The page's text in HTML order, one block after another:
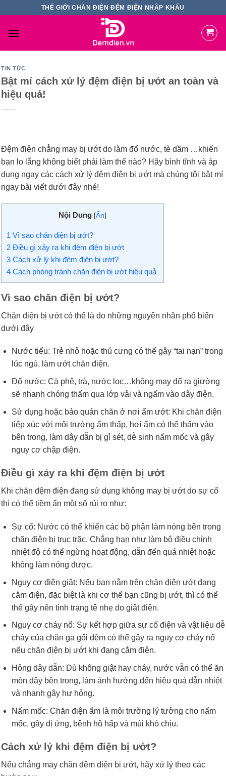
content
THẾ GIỚI CHĂN ĐIỆN ĐỆM ĐIỆN NHẬP KHẨU
TIN TỨC
Bật mí cách xử lý đệm điện bị ướt an toàn và
hiệu quả!
Đệm điện chẳng may bị ướt do làm đổ nước, tè dầm …khiến
bạn lo lắng không biết phải làm thế nào? Hãy bình tĩnh và áp
dụng ngay các cách xử lý đệm điện bị ướt mà chúng tôi bật mí
ngay bài viết dưới đây nhé!
Nội Dung [Ẩn]
1 Vì sao chăn điện bị ướt?
2 Điều gì xảy ra khi đệm điện bị ướt
3 Cách xử lý khi đệm điện bị ướt?
4 Cách phòng tránh chăn điện bị ướt hiệu quả
Vì sao chăn điện bị ướt?
Chăn điện bị ướt có thể là do những nguyên nhân phổ biến
dưới đây
Nước tiểu: Trẻ nhỏ hoặc thú cưng có thể gây “tai nạn” trong
lúc ngủ, làm ướt chăn điện.
Đổ nước: Cà phê, trà, nước lọc…không may đổ ra giường
sẽ nhanh chóng thấm qua lớp vải và ngấm vào dây điện.
Sử dụng hoặc bảo quản chăn ở nơi ẩm ướt: Khi chăn điện
tiếp xúc với môi trường ẩm thấp, hơi ẩm có thể thấm vào
bên trong, làm dây dẫn bị gỉ sét, dễ sinh nấm mốc và gây
nguy cơ chập điện.
Điều gì xảy ra khi đệm điện bị ướt
Khi chăn đệm điện đang sử dụng không may bị ướt do sự cố
thì có thể tiềm ẩn một số rủi ro như:
Sự cố: Nước có thể khiến các bộ phận làm nóng bên trong
chăn điện bị trục trặc. Chẳng hạn như làm bộ điều chỉnh
nhiệt độ có thể ngừng hoạt động, dẫn đến quá nhiệt hoặc
không làm nóng được.
Nguy cơ điện giật: Nếu bạn nằm trên chăn điện ướt đang
cắm điện, đặc biệt là khi cơ thể bạn cũng bị ướt, thì có thể
thể gây nên tình trạng tê nhẹ do giật điện.
Nguy cơ cháy nổ: Sự kết hợp giữa sự cố điện và vật liệu dễ
cháy của chăn ga gối đệm có thể gây ra nguy cơ cháy nổ
nếu chăn điện bị ướt khi đang cắm điện.
Hỏng dây dẫn: Dù không giật hay cháy, nước vẫn có thể ăn
mòn dây bên trong, làm ảnh hưởng đến hiệu quả dẫn nhiệt
và nhanh gây hư hỏng.
Nấm mốc: Chăn điện ẩm là môi trường lý tưởng cho nấm
mốc, gây dị ứng, bệnh hô hấp và mùi khó chịu.
Cách xử lý khi đệm điện bị ướt?
Nếu chẳng may chăn đệm điện bị ướt, hãy xử lý theo các